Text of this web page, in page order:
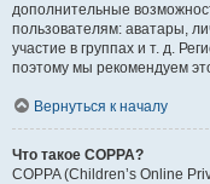
дополнительные
пользователям: аватары,
участие в группах и т. д.
поэтому мы рекомендуем
Вернуться к началу
Что такое COPPA?
COPPA (Children’s Online